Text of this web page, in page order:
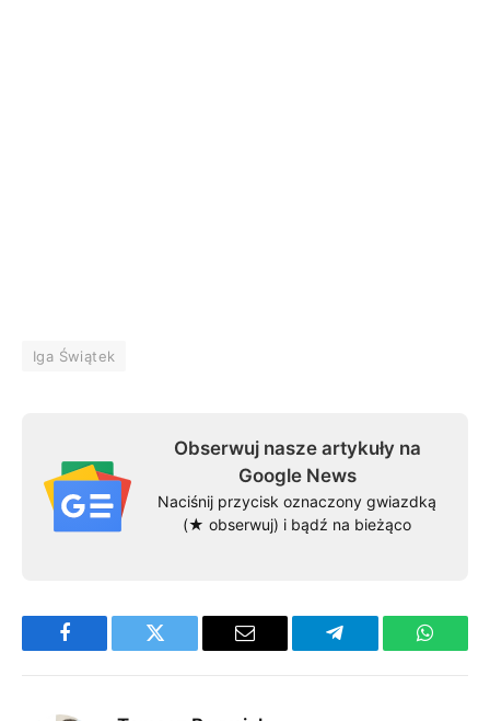
Iga Świątek
Obserwuj nasze artykuły na
Google News
Naciśnij przycisk oznaczony gwiazdką
(★ obserwuj) i bądź na bieżąco
Facebook Twitter Email Telegram